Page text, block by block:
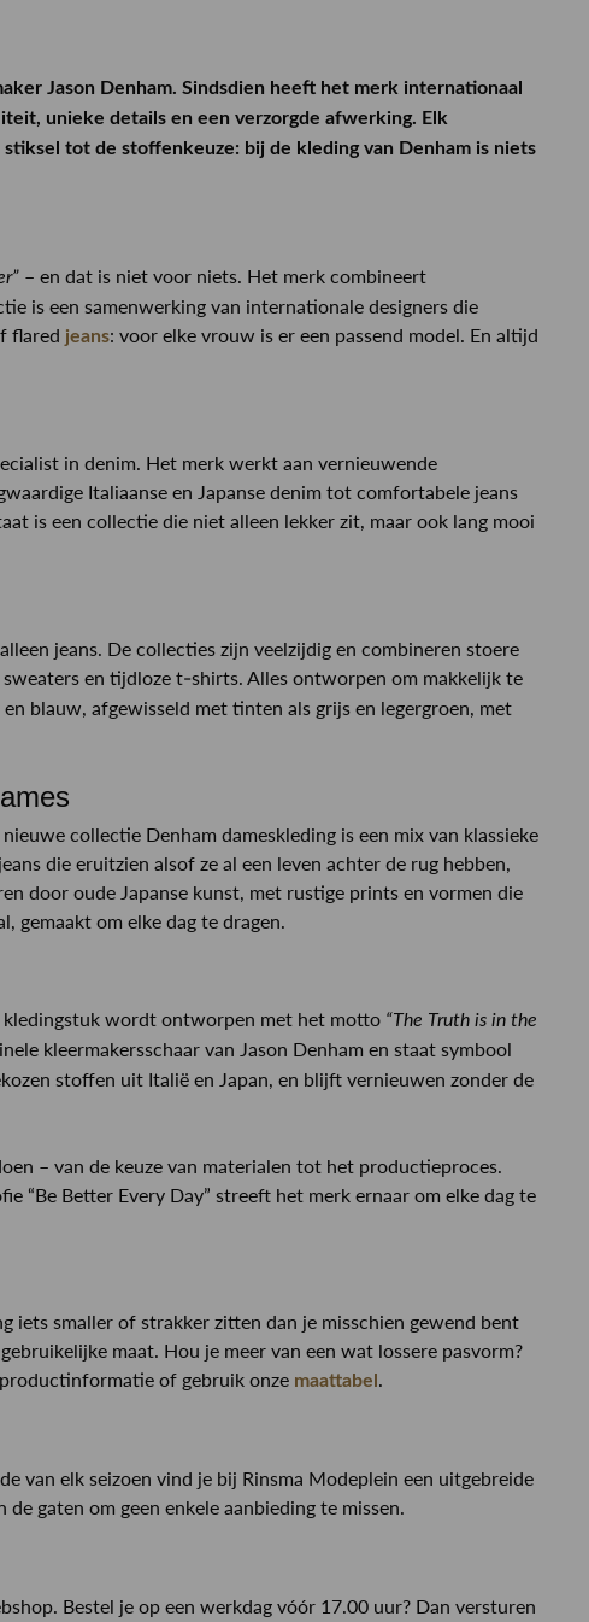
Jason Denham. Sindsdien heeft het merk internationaal
unieke details en een verzorgde afwerking. Elk
tot de stoffenkeuze: bij de kleding van Denham is niets
– en dat is niet voor niets. Het merk combineert
is een samenwerking van internationale designers die
flared jeans: voor elke vrouw is er een passend model. En altijd
in denim. Het merk werkt aan vernieuwende
Italiaanse en Japanse denim tot comfortabele jeans
is een collectie die niet alleen lekker zit, maar ook lang mooi
jeans. De collecties zijn veelzijdig en combineren stoere
en tijdloze t-shirts. Alles ontworpen om makkelijk te
blauw, afgewisseld met tinten als grijs en legergroen, met
collectie Denham dameskleding is een mix van klassieke
die eruitzien alsof ze al een leven achter de rug hebben,
door oude Japanse kunst, met rustige prints en vormen die
gemaakt om elke dag te dragen.
kledingstuk wordt ontworpen met het motto “The Truth is in the
kleermakersschaar van Jason Denham en staat symbool
stoffen uit Italië en Japan, en blijft vernieuwen zonder de
– van de keuze van materialen tot het productieproces.
“Be Better Every Day” streeft het merk ernaar om elke dag te
iets smaller of strakker zitten dan je misschien gewend bent
maat. Hou je meer van een wat lossere pasvorm?
of gebruik onze maattabel .
van elk seizoen vind je bij Rinsma Modeplein een uitgebreide
gaten om geen enkele aanbieding te missen.
Bestel je op een werkdag vóór 17.00 uur? Dan versturen